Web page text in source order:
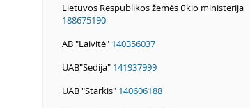
Lietuvos Respublikos žemės ūkio ministerija
188675190
AB "Laivitė" 140356037
UAB"Sedija" 141937999
UAB "Starkis" 140606188